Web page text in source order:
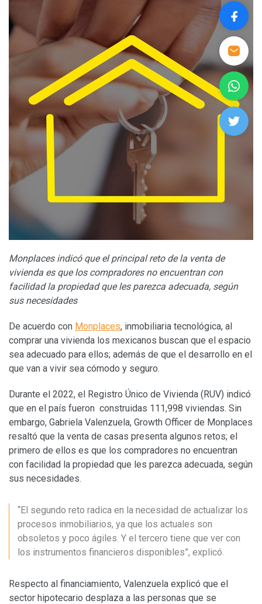
Monplaces indicó que el principal reto de la venta de
vivienda es que los compradores no encuentran con
facilidad la propiedad que les parezca adecuada, según
sus necesidades
De acuerdo con Monplaces, inmobiliaria tecnológica, al
comprar una vivienda los mexicanos buscan que el espacio
sea adecuado para ellos; además de que el desarrollo en el
que van a vivir sea cómodo y seguro.
Durante el 2022, el Registro Único de Vivienda (RUV) indicó
que en el país fueron construidas 111,998 viviendas. Sin
embargo, Gabriela Valenzuela, Growth Officer de Monplaces
resaltó que la venta de casas presenta algunos retos; el
primero de ellos es que los compradores no encuentran
con facilidad la propiedad que les parezca adecuada, según
sus necesidades.
“El segundo reto radica en la necesidad de actualizar los
procesos inmobiliarios, ya que los actuales son
obsoletos y poco ágiles. Y el tercero tiene que ver con
los instrumentos financieros disponibles”, explicó.
Respecto al financiamiento, Valenzuela explicó que el
sector hipotecario desplaza a las personas que se